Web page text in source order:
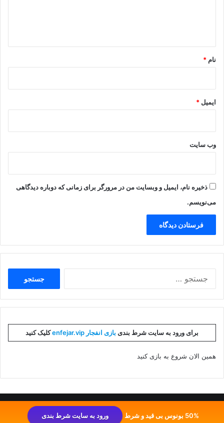
نام *
ایمیل *
وب‌ سایت
ذخیره نام، ایمیل و وبسایت من در مرورگر برای زمانی که دوباره دیدگاهی
می‌نویسم.
برای ورود به سایت شرط بندی بازی انفجار enfejar.vip کلیک کنید
همین الان شروع به بازی کنید
طراحی و توسعه توسط تیم ایران انفجار 50% بونوس بی قید و شرط ورود به سایت شرط بندی